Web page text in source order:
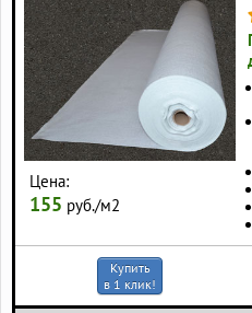
Цена:
155 руб./м2
Купить
в 1 клик!